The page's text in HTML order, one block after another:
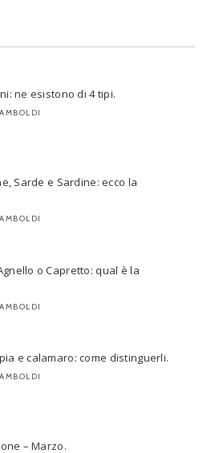
ne esistono di 4 tipi.
Sarde e Sardine: ecco la
o Capretto: qual è la
e calamaro: come distinguerli.
– Marzo.